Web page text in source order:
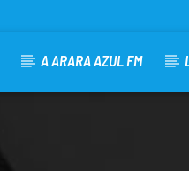
A ARARA AZUL FM